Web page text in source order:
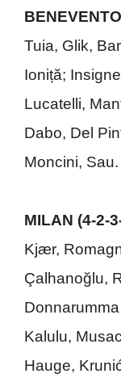
Tuia, Glik,
Ioniță;
Lucatelli,
Dabo, Del
Moncini,
MILAN (4-2-
Kjær,
Çalhanoğlu,
Kalulu,
Hauge,